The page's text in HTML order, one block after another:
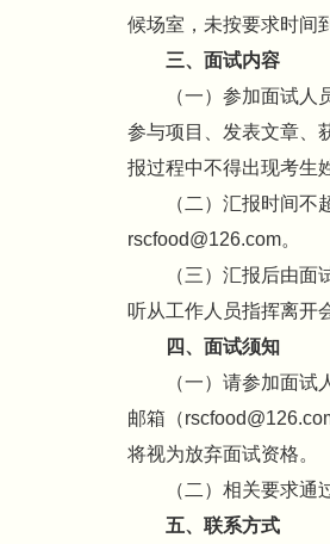
候场室，未按要求时间
三、面试内容
（一）参加面试
参与项目、发表文章、
报过程中不得出现考生
（二）汇报时间
rscfood@126.com。
（三）汇报后由
听从工作人员指挥离开
四、面试须知
（一）请参加面
邮箱（
将视为放弃面试资格。
（二）相关要求通
五、联系方式